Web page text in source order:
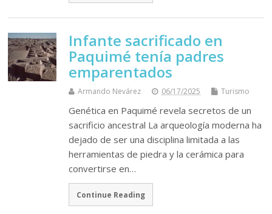
Infante sacrificado en
Paquimé tenía padres
emparentados
Armando Nevárez 06/17/2025 Turismo
Genética en Paquimé revela secretos de un
sacrificio ancestral La arqueología moderna ha
dejado de ser una disciplina limitada a las
herramientas de piedra y la cerámica para
convertirse en…
Continue Reading